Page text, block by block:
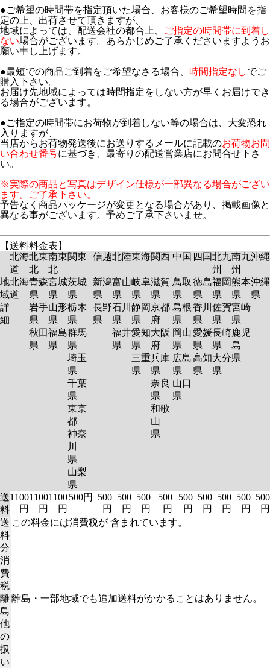
●ご希望の時間帯を指定頂いた場合、お客様のご希望時間を指
定の上、出荷させて頂きますが、
地域によっては、配送会社の都合上、
ご指定の時間帯に到着し
ない場合がございます。あらかじめご了承くださいますようお
願い申し上げます。
●最短での商品ご到着をご希望なさる場合、 時間指定なしでご
購入下さい。
お届け先地域によっては時間指定をしない方が早くお届けでき
る場合がございます。
●ご指定の時間帯にお荷物が到着しない等の場合は、大変恐れ
入りますが、
当店からお荷物発送後にお送りするメールに記載のお荷物お問
い合わせ番号に基づき、最寄りの配送営業店にお問合せ下さ
い。
※実際の商品と写真はデザイン仕様が一部異なる場合がござい
ます。ご了承下さい。
予告なく商品パッケージが変更となる場合があり、掲載画像と
異なる事がございます。予めご了承下さいませ。
【送料料金表】
北海
道
北東
北
南東
北
関東 信越北陸東海関西 中国 四国北九
州
南九
州
沖縄
地
域
詳
細
北海
道
青森
県
岩手
県
秋田
県
宮城
県
山形
県
福島
県
茨城
県
栃木
県
群馬
県
埼玉
県
千葉
県
東京
都
神奈
川
県
山梨
県
新潟
県
長野
県
富山
県
石川
県
福井
県
岐阜
県
静岡
県
愛知
県
三重
県
滋賀
県
京都
府
大阪
府
兵庫
県
奈良
県
和歌
山
県
鳥取
県
島根
県
岡山
県
広島
県
山口
県
徳島
県
香川
県
愛媛
県
高知
県
福岡
県
佐賀
県
長崎
県
大分
県
熊本
県
宮崎
県
鹿児
島
県
沖縄
県
送
料
1100
円
1100
円
1100
円
500円
500
円
500
円
500
円
500
円
500
円
500
円
500
円
500
円
500
円
送
料
分
消
費
税
この料金には消費税が 含まれています。
離
島
他
の
扱
い
離島・一部地域でも追加送料がかかることはありません。